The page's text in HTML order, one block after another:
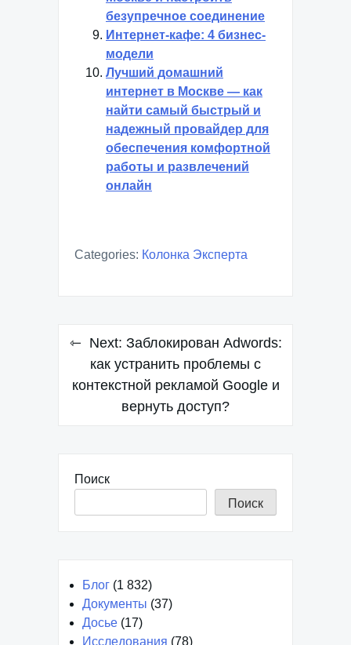
безупречное соединение
Интернет-кафе: 4 бизнес-
модели
Лучший домашний
интернет в Москве — как
найти самый быстрый и
надежный провайдер для
обеспечения комфортной
работы и развлечений
онлайн
Categories: Колонка Эксперта
Навигация
записям
Next: Заблокирован Adwords:
как устранить проблемы с
контекстной рекламой Google и
вернуть доступ?
Поиск
Поиск
Блог (1 832)
Документы (37)
Досье (17)
Исследования (78)